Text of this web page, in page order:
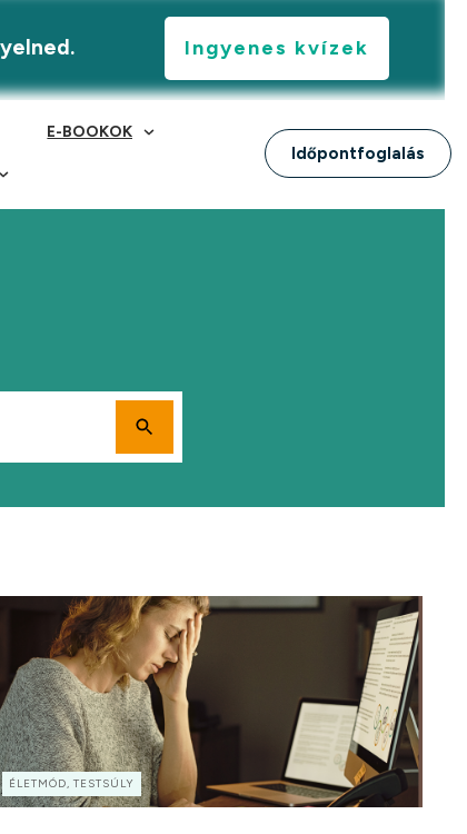
E-BOOKOK
Időpontfoglalás
Ingyenes kvízek
ÉLETMÓD, TESTSÚLY